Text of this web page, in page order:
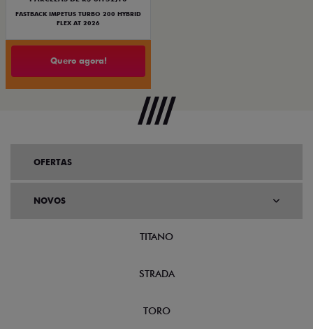
FASTBACK IMPETUS TURBO 200 HYBRID
FLEX AT 2026
Quero agora!
OFERTAS
NOVOS
TITANO
STRADA
TORO